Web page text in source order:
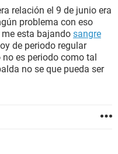
relación el 9 de junio era
problema con eso
esta bajando sangre
de periodo regular
es periodo como tal
no se que pueda ser